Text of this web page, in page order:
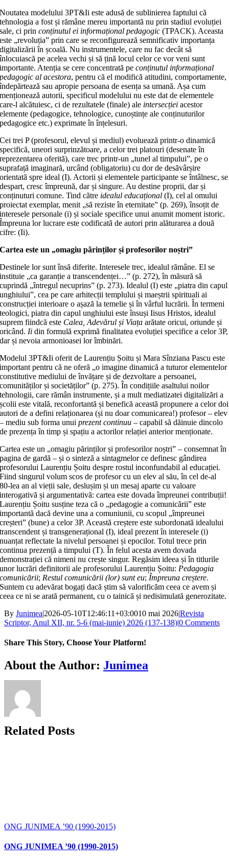
Noutatea modelului 3PT&Ii este adusă de sublinierea faptului că
tehnologia a fost și rămâne mereu importantă nu prin stadiul evoluției
sale, ci princonținutul ei informațional pedagogic(TPACK). Aceasta
este „revoluția” prin care se reconfigurează semnificativ importanța
digitalizării în școală. Nu instrumentele, care nu fac decât să
înlocuiască pe acelea vechi și să țină locul celor ce vor veni sunt
importante. Atenția se cere concentrată peconținutul informațional
pedagogic al acestora, pentru că el modifică atitudini, comportamente,
îndepărtează sau apropie persoana de esența sa umană. Așa cum
menționează autorii, specificul modelului nu este dat de elementele
care‑l alcătuiesc, ci de rezultatele (finale) ale intersecțieiacestor
elemente (pedagogice, tehnologice, cunoștințe ale conținuturilor
pedagogice etc.) exprimate în înțelesuri.
Cei trei P (profesorul, elevul și mediul) evoluează printr‑o dinamică
specifică, uneori surprinzătoare, a celor trei platouri (desenate în
reprezentarea oferită), care trec printr‑un „tunel al timpului”, pe o
suprafață imaginară, urcând (obligatoriu) cu dor de desăvârșire
orientată spre ideal (I). Actorii și elementele participante se întâlnesc, se
despart, cresc împreună, dar și singure. Au destine proprii, dar și
conținuturi comune. Tind către idealul educațional (I), cel al omului
proiectat exemplar, menit „să reziste în eternitate” (p. 269), însoțit de
interesele personale (i) și sociale specifice unui anumit moment istoric.
Împreuna lor lucrare este codificată de autori prin alăturarea a două
cifre: (Ii).
Cartea este un „omagiu părinților și profesorilor noștri”
Destinele lor sunt însă diferite. Interesele trec, idealul rămâne. El se
instituie „ca garanție a transcendenței…” (p. 272), în măsură să
cuprindă „întregul necuprins” (p. 273). Idealul (I) este „piatra din capul
unghiului”, cea pe care arhitecții templului și maeștrii spirituali ai
construcției interioare o așază la temelie și în vârful lucrării. În termeni
teologici, piatra din capul unghiului este însuși Iisus Hristos, idealul
suprem fiindcă este Calea, Adevărul și Viața arătate oricui, oriunde și
oricând. Ii din formulă exprimă finalitatea evoluției specifice a celor 3P,
dar și nevoia armonioasei lor îmbinări.
Modelul 3PT&Ii oferit de Laurențiu Șoitu și Mara Sînziana Pascu este
important pentru că ne oferă „o imagine dinamică a tuturor elementelor
constitutive mediului de învățare și de dezvoltare a persoanei,
comunităților și societăților” (p. 275). În condițiile asaltului noilor
tehnologii, care rămân instrumente, și a mult mediatizatei digitalizări a
școlii este vitală, reconfortantă și benefică această propunere a celor doi
autori de a defini relaționarea (și nu doar comunicarea!) profesor – elev
– mediu sub forma unuiprezent continuu – capabil să dăinuie dincolo
de prezența în timp și spațiu a actorilor relației anterior menționate.
Cartea este un „omagiu părinților și profesorilor noștri” – consemnat în
pagina de gardă – și o sinteză a sintagmelor ce definesc gândirea
profesorului Laurențiu Șoitu despre rostul inconfundabil al educației.
Fiind singurul volum scos de profesor cu un elev al său, în cel de‑al
80‑lea an al vieții sale, deslușim și un mesaj aparte cu valoare
interogativă și argumentativă: cartea este dovada împreunei contribuții!
Laurențiu Șoitu susține teza că o „pedagogie a comunicării” este
importantă dacă devine una a comuniunii, cu scopul „împreunei
creșteri” (bune) a celor 3P. Această creștere este subordonată idealului
transcendent și transgenerațional (I), ideal prezent în interesele (i)
nuanțat reflectate la nivelul persoanei și epocilor. Totul trece prin
continua prezență a timpului (T). În felul acesta avem dovada
demonstrației că nimeni nu crește singur. Regăsim ideea și în titlurile
unor lucrări definitorii ale profesorului Laurențiu Șoitu: Pedagogia
comunicării; Restul comunicării (lor) sunt eu; Împreuna creștere.
Suntem cu adevărat bogați dacă știm să valorificăm ceea ce avem și
ceea ce ni se arată permanent, cu o tainică și nedisimulată generozitate.
By Junimea|2026-05-10T12:46:11+03:0010 mai 2026|Revista
Scriptor, Anul XII, nr. 5-6 (mai-iunie) 2026 (137-138)|0 Comments
Share This Story, Choose Your Platform!
Facebook
X
Bluesky
Reddit
LinkedIn
WhatsApp
Telegram
Tumblr
Xing
Email
Copy
Link
About the Author: Junimea
Related Posts
ONG JUNIMEA ’90 (1990-2015)
ONG JUNIMEA ’90 (1990-2015)